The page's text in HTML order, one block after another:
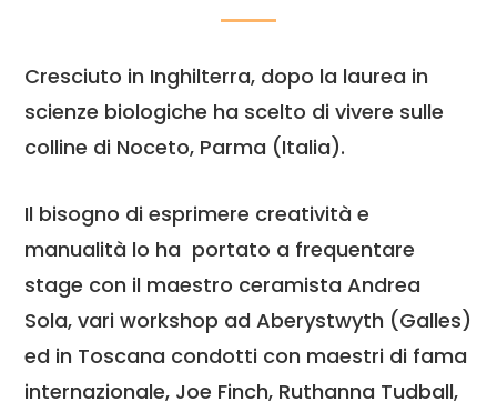
Cresciuto in Inghilterra, dopo la laurea in
scienze biologiche ha scelto di vivere sulle
colline di Noceto, Parma (Italia).
Il bisogno di esprimere creatività e
manualità lo ha portato a frequentare
stage con il maestro ceramista Andrea
Sola, vari workshop ad Aberystwyth (Galles)
ed in Toscana condotti con maestri di fama
internazionale, Joe Finch, Ruthanna Tudball,